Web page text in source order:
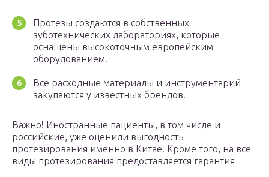
Протезы создаются в собственных
зуботехнических лабораториях, которые
оснащены высокоточным европейским
оборудованием.
Все расходные материалы и инструментарий
закупаются у известных брендов.
Важно! Иностранные пациенты, в том числе и
российские, уже оценили выгодность
протезирования именно в Китае. Кроме того, на все
виды протезирования предоставляется гарантия